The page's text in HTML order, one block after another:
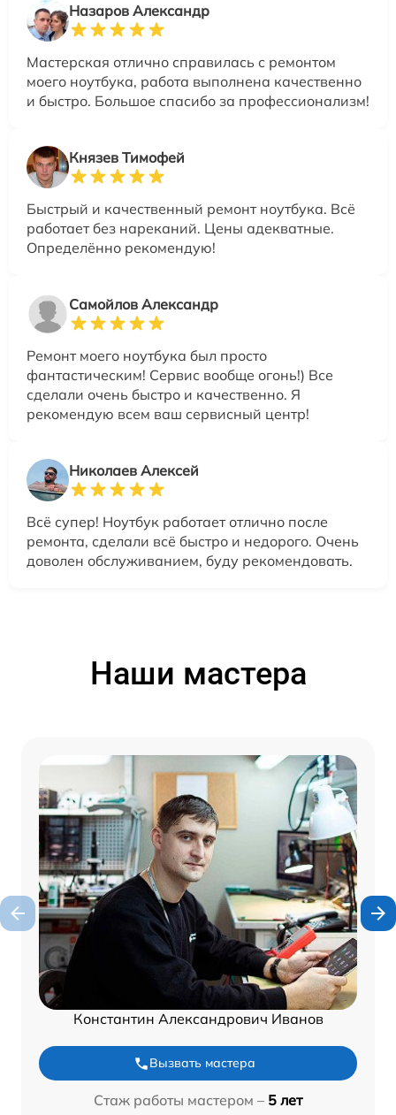
Назаров Александр
Мастерская отлично справилась с ремонтом
моего ноутбука, работа выполнена качественно
и быстро. Большое спасибо за профессионализм!
Князев Тимофей
Быстрый и качественный ремонт ноутбука. Всё
работает без нареканий. Цены адекватные.
Определённо рекомендую!
Самойлов Александр
Ремонт моего ноутбука был просто
фантастическим! Сервис вообще огонь!) Все
сделали очень быстро и качественно. Я
рекомендую всем ваш сервисный центр!
Николаев Алексей
Всё супер! Ноутбук работает отлично после
ремонта, сделали всё быстро и недорого. Очень
доволен обслуживанием, буду рекомендовать.
Наши мастера
Константин Александрович Иванов
Вызвать мастера
Стаж работы мастером – 5 лет